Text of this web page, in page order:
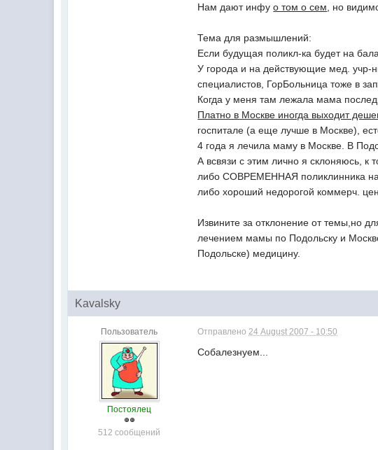
Нам дают инфуо том о сем , но
Тема для размышлений:
Если будущая поликл-ка будет на
У города и на действующие мед. учр-
специалистов, ГорБольница тоже в
Когда у меня там лежала мама
Платно в Москве иногда выходит
госпитале (а еще лучше в Москве),
4 года я лечила маму в Москве. В
А всвязи с этим лично я склоняюсь, к
либо СОВРЕМЕННАЯ поликлинника
либо хороший недорогой коммерч.
Извините за отклонение от темы,но
лечением мамы по Подольску и
Подольске) медицину.
Kavalsky
Пользователь
Постоялец
512 сообщений
Отправлено 24 August 2007 - 10:50
Собалезнуем...